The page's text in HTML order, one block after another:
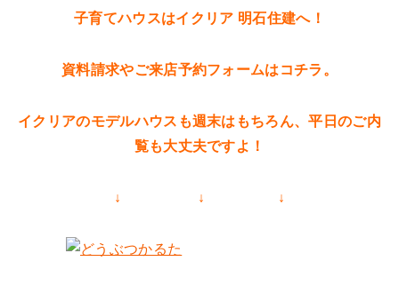
子育てハウスはイクリア 明石住建へ！
資料請求やご来店予約フォームはコチラ。
イクリアのモデルハウスも週末はもちろん、平日のご内
覧も大丈夫ですよ！
↓ ↓ ↓